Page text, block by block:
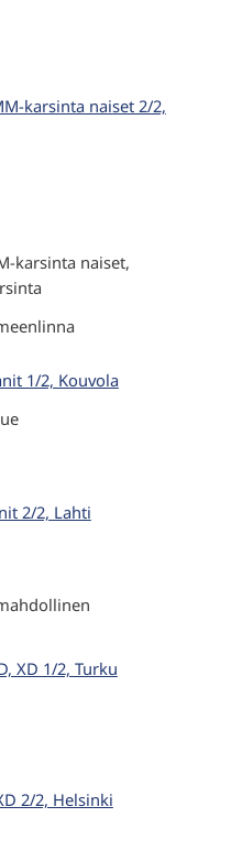
karsinta naiset 2/2,
karsinta naiset,
1/2, Kouvola
2/2, Lahti
XD 1/2, Turku
2/2, Helsinki